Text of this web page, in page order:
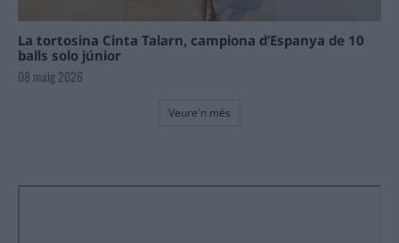
La tortosina Cinta Talarn, campiona d’Espanya de 10
balls solo júnior
08 maig 2026
Veure'n més